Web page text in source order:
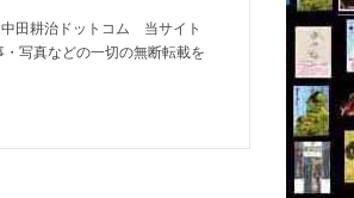
田耕治ドットコム 当サイト
・写真などの一切の無断転載を